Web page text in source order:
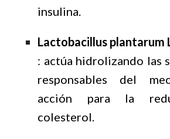
insulina.
Lactobacillus plantarum
: actúa hidrolizando las
responsables del
acción para la
colesterol.